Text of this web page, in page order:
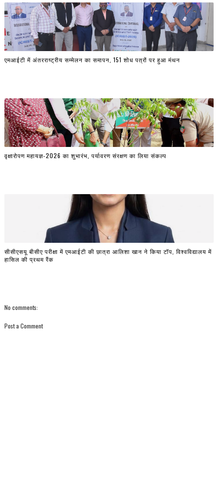
एमआईटी में अंतरराष्ट्रीय सम्मेलन का समापन, 151 शोध पत्रों पर हुआ मंथन
वृक्षारोपण महायज्ञ-2026 का शुभारंभ, पर्यावरण संरक्षण का लिया संकल्प
सीसीएसयू बीसीए परीक्षा में एमआईटी की छात्रा आलिशा खान ने किया टॉप, विश्वविद्यालय में
हासिल की प्रथम रैंक
No comments:
Post a Comment